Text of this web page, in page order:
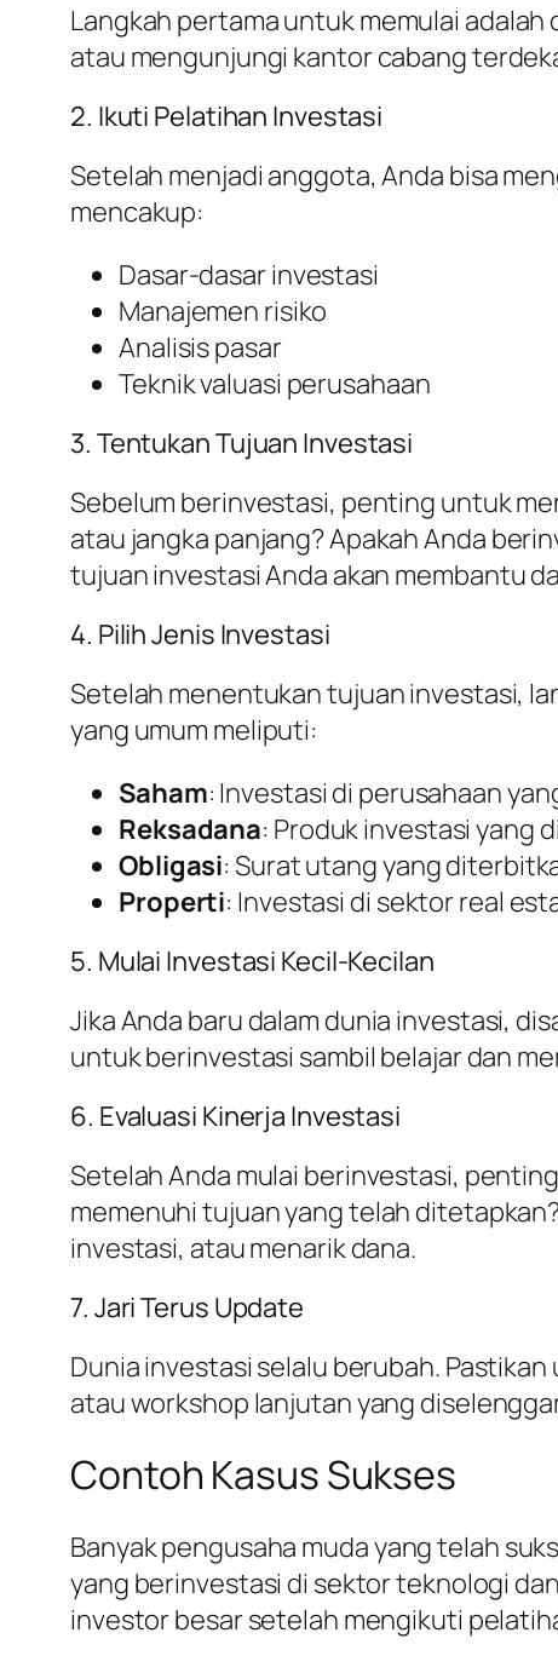
Langkah pertama untuk memulai
atau mengunjungi kantor cabang
2. Ikuti Pelatihan Investasi
Setelah menjadi anggota, Anda bisa
mencakup:
Dasar-dasar investasi
Manajemen risiko
Analisis pasar
Teknik valuasi perusahaan
3. Tentukan Tujuan Investasi
Sebelum berinvestasi, penting untuk
atau jangka panjang? Apakah Anda
tujuan investasi Anda akan membantu
4. Pilih Jenis Investasi
Setelah menentukan tujuan investasi,
yang umum meliputi:
Saham: Investasi di perusahaan
Reksadana: Produk investasi yang
Obligasi: Surat utang yang
Properti: Investasi di sektor real
5. Mulai Investasi Kecil-Kecilan
Jika Anda baru dalam dunia investasi,
untuk berinvestasi sambil belajar dan
6. Evaluasi Kinerja Investasi
Setelah Anda mulai berinvestasi,
memenuhi tujuan yang telah
investasi, atau menarik dana.
7. Jari Terus Update
Dunia investasi selalu berubah.
atau workshop lanjutan yang
Contoh Kasus Sukses
Banyak pengusaha muda yang telah
yang berinvestasi di sektor teknologi
investor besar setelah mengikuti